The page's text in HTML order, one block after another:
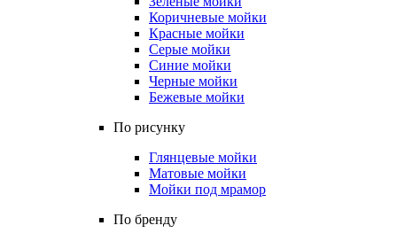
Коричневые мойки
Красные мойки
Серые мойки
Синие мойки
Черные мойки
Бежевые мойки
По рисунку
Глянцевые мойки
Матовые мойки
Мойки под мрамор
По бренду